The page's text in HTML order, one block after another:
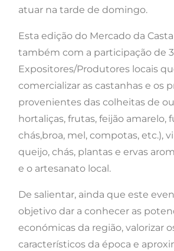
atuar na tarde de domingo.
Esta edição do Mercado da
também com a participação de
Expositores/Produtores locais
comercializar as castanhas e os
provenientes das colheitas de
hortaliças, frutas, feijão amarelo,
chás,broa, mel, compotas, etc.),
queijo, chás, plantas e ervas
e o artesanato local.
De salientar, ainda que este
objetivo dar a conhecer as
económicas da região, valorizar
característicos da época e